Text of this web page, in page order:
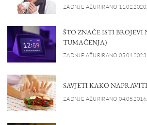
ZADNJE AŽURIRANO 11.02.2020.
ŠTO ZNAČE ISTI BROJEVI
TUMAČENJA)
ZADNJE AŽURIRANO 05.04.2023.
SAVJETI KAKO
ZADNJE AŽURIRANO 04.05.2016.